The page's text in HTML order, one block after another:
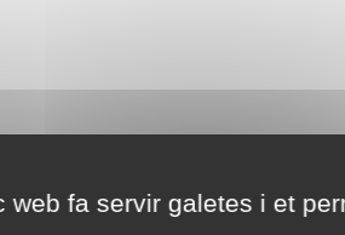
web fa servir galetes i et